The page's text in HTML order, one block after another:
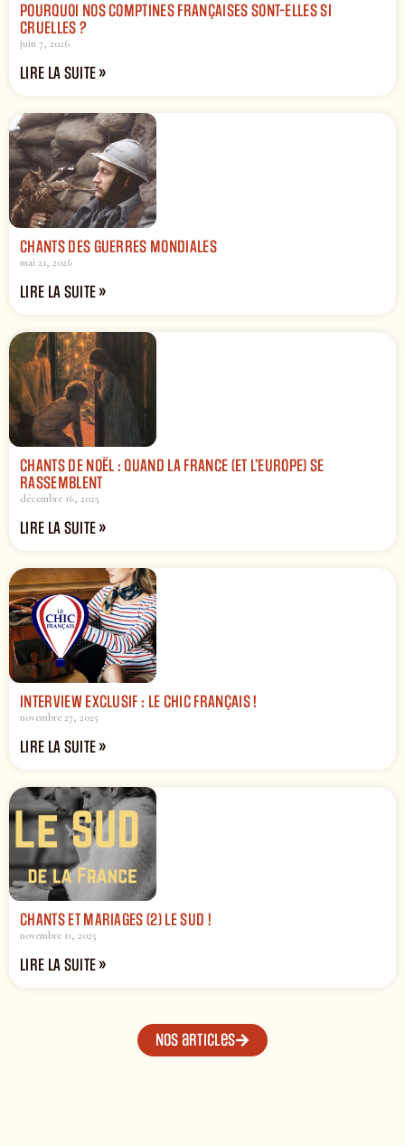
POURQUOI NOS COMPTINES FRANÇAISES SONT-ELLES SI
CRUELLES ?
juin 7, 2026
LIRE LA SUITE »
CHANTS DES GUERRES MONDIALES
mai 21, 2026
LIRE LA SUITE »
CHANTS DE NOËL : QUAND LA FRANCE (ET L’EUROPE) SE
RASSEMBLENT
décembre 16, 2025
LIRE LA SUITE »
INTERVIEW EXCLUSIF : LE CHIC FRANÇAIS !
novembre 27, 2025
LIRE LA SUITE »
CHANTS ET MARIAGES (2) LE SUD !
novembre 11, 2025
LIRE LA SUITE »
Nos articles